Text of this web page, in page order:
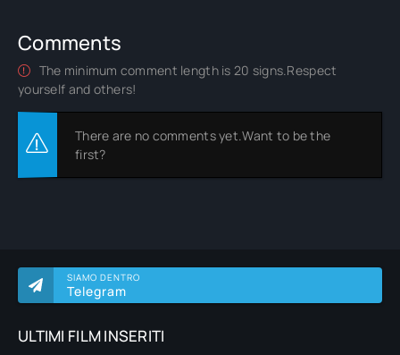
SIAMO DENTRO
Telegram
ULTIMI FILM INSERITI
Comments
The minimum comment length is 20 signs.Respect
yourself and others!
There are no comments yet.Want to be the
first?